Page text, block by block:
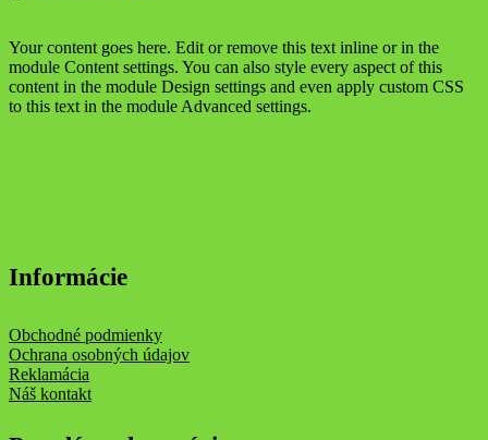
Your content goes here. Edit or remove this text inline or in the
module Content settings. You can also style every aspect of this
content in the module Design settings and even apply custom CSS
to this text in the module Advanced settings.
Informácie
Obchodné podmienky
Ochrana osobných údajov
Reklamácia
Náš kontakt